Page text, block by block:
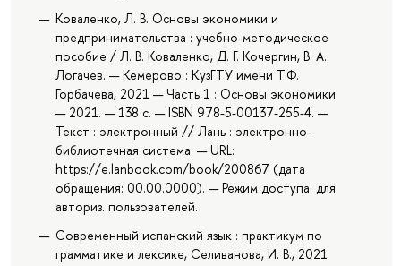
Коваленко, Л. В. Основы экономики и
предпринимательства : учебно-методическое
пособие / Л. В. Коваленко, Д. Г. Кочергин, В. А.
Логачев. — Кемерово : КузГТУ имени Т.Ф.
Горбачева, 2021 — Часть 1 : Основы экономики
— 2021. — 138 с. — ISBN 978-5-00137-255-4. —
Текст : электронный // Лань : электронно-
библиотечная система. — URL:
https://e.lanbook.com/book/200867 (дата
обращения: 00.00.0000). — Режим доступа: для
авториз. пользователей.
Современный испанский язык : практикум по
грамматике и лексике, Селиванова, И. В., 2021